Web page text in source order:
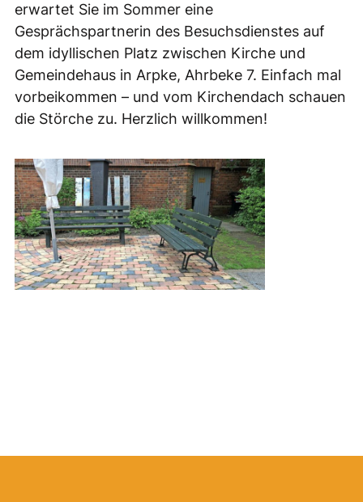
erwartet Sie im Sommer eine
Gesprächspartnerin des Besuchsdienstes auf
dem idyllischen Platz zwischen Kirche und
Gemeindehaus in Arpke, Ahrbeke 7. Einfach mal
vorbeikommen – und vom Kirchendach schauen
die Störche zu. Herzlich willkommen!